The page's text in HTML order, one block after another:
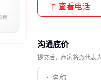
查看电话
沟通底价
提交后，商家将派代表